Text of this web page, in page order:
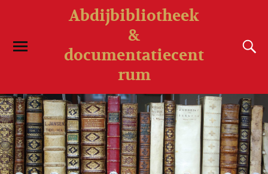
Abdijbibliotheek
&
documentatiecent
rum